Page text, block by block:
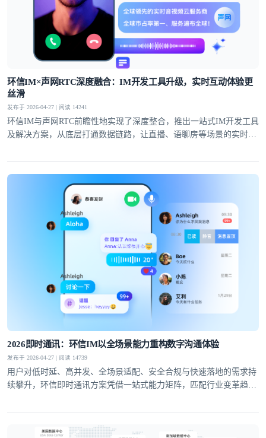
环信IM×声网RTC深度融合：IM开发工具升级，实时互动体验更
丝滑
发布于 2026-04-27 | 阅读 14241
环信IM与声网RTC前瞻性地实现了深度整合，推出一站式IM开发工具
及解决方案，从底层打通数据链路，让直播、语聊房等场景的实时互
2026即时通讯：环信IM以全场景能力重构数字沟通体验
发布于 2026-04-27 | 阅读 14739
用户对低时延、高并发、全场景适配、安全合规与快速落地的需求持
续攀升，环信即时通讯方案凭借一站式能力矩阵，匹配行业变革趋
座。
我已阅读并同意通讯云服务条款
提交
不了，谢谢